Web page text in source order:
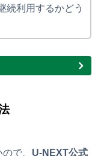
続利用するかどう
で、 U-NEXT公式